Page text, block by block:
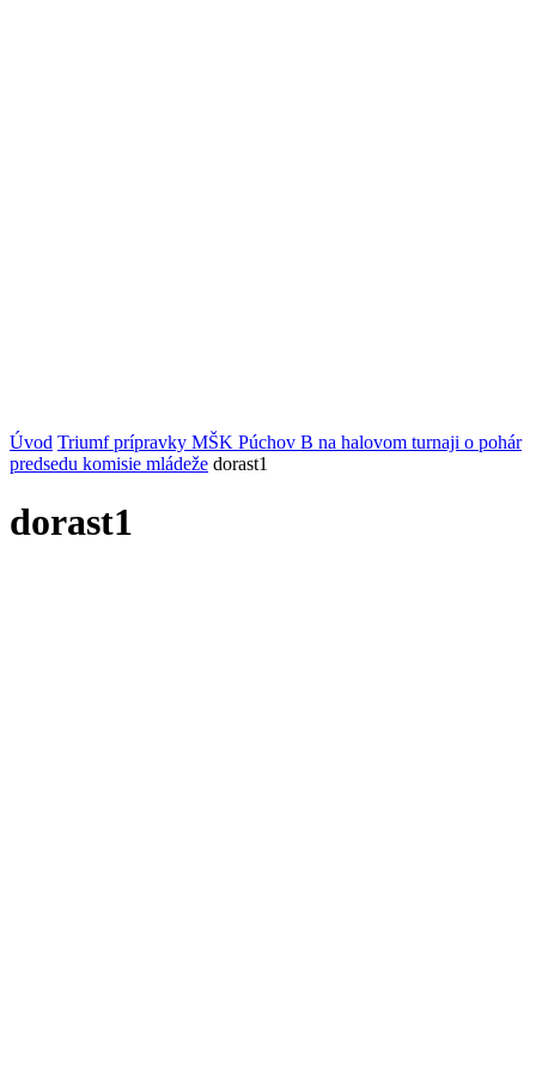
Úvod Triumf prípravky MŠK Púchov B na halovom turnaji o pohár
predsedu komisie mládeže dorast1
dorast1